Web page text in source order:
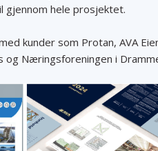
gjennom hele prosjektet.
kunder som Protan, AVA
og Næringsforeningen i